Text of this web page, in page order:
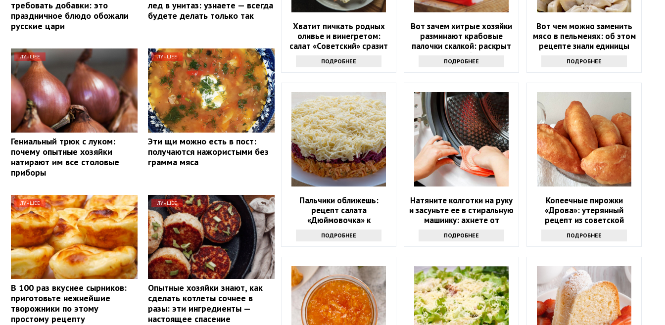
требовать добавки: это
праздничное блюдо обожали
русские цари
лед в унитаз: узнаете — всегда
будете делать только так
ЛУЧШЕЕ
Гениальный трюк с луком:
почему опытные хозяйки
натирают им все столовые
приборы
ЛУЧШЕЕ
Эти щи можно есть в пост:
получаются нажористыми без
грамма мяса
ЛУЧШЕЕ
В 100 раз вкуснее сырников:
приготовьте нежнейшие
творожники по этому
простому рецепту
ЛУЧШЕЕ
Опытные хозяйки знают, как
сделать котлеты сочнее в
разы: эти ингредиенты —
настоящее спасение
Хватит пичкать родных
оливье и винегретом:
салат «Советский» сразит
ПОДРОБНЕЕ
Вот зачем хитрые хозяйки
разминают крабовые
палочки скалкой: раскрыт
гениальный трюк
ПОДРОБНЕЕ
Вот чем можно заменить
мясо в пельменях: об этом
рецепте знали единицы
ПОДРОБНЕЕ
Пальчики оближешь:
рецепт салата
«Дюймовочка» к
ПОДРОБНЕЕ
Натяните колготки на руку
и засуньте ее в стиральную
машинку: ахнете от
ПОДРОБНЕЕ
Копеечные пирожки
«Дрова»: утерянный
рецепт из советской
столовой
ПОДРОБНЕЕ